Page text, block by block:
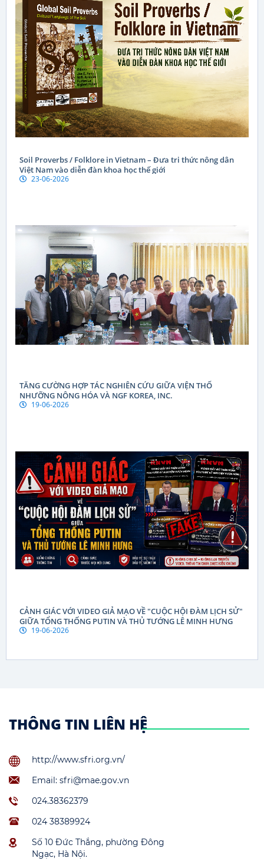
Soil Proverbs / Folklore in Vietnam – Đưa tri thức nông dân
Việt Nam vào diễn đàn khoa học thế giới
23-06-2026
TĂNG CƯỜNG HỢP TÁC NGHIÊN CỨU GIỮA VIỆN THỔ
NHƯỠNG NÔNG HÓA VÀ NGF KOREA, INC.
19-06-2026
CẢNH GIÁC VỚI VIDEO GIẢ MẠO VỀ "CUỘC HỘI ĐÀM LỊCH SỬ"
GIỮA TỔNG THỐNG PUTIN VÀ THỦ TƯỚNG LÊ MINH HƯNG
19-06-2026
THÔNG TIN LIÊN HỆ
http://www.sfri.org.vn/
Email: sfri@mae.gov.vn
024.38362379
024 38389924
Số 10 Đức Thắng, phường Đông
Ngạc, Hà Nội.